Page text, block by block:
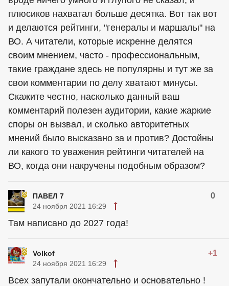
плюсиков нахватал больше десятка. Вот так вот
и делаются рейтинги, "генералы и маршалы" на
ВО. А читатели, которые искренне делятся
своим мнением, часто - профессиональным,
такие граждане здесь не популярны и тут же за
свои комментарии по делу хватают минусы.
Скажите честно, насколько данный ваш
комментарий полезен аудитории, какие жаркие
споры он вызвал, и сколько авторитетных
мнений было высказано за и против? Достойны
ли какого то уважения рейтинги читателей на
ВО, когда они накручены подобным образом?
ПАВЕЛ 7 0
24 ноября 2021 16:29
Там написано до 2027 года!
Volkof +1
24 ноября 2021 16:29
Всех запутали окончательно и основательно !